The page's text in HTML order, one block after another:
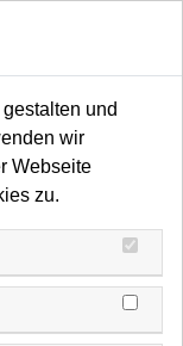
Gelb-Bereich
und
wir
Webseite
zu.